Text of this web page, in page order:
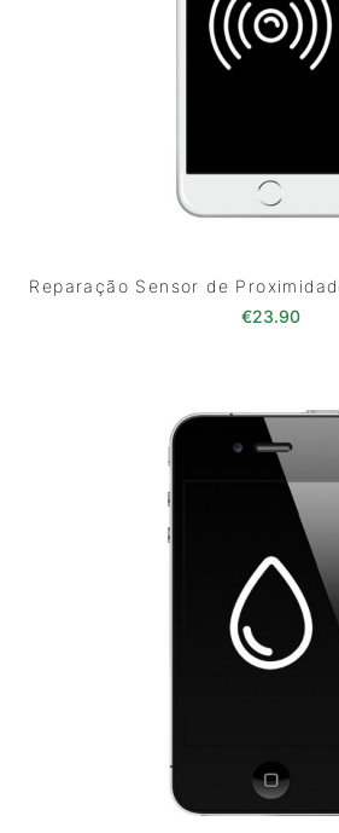
Reparação Sensor de
€23.90